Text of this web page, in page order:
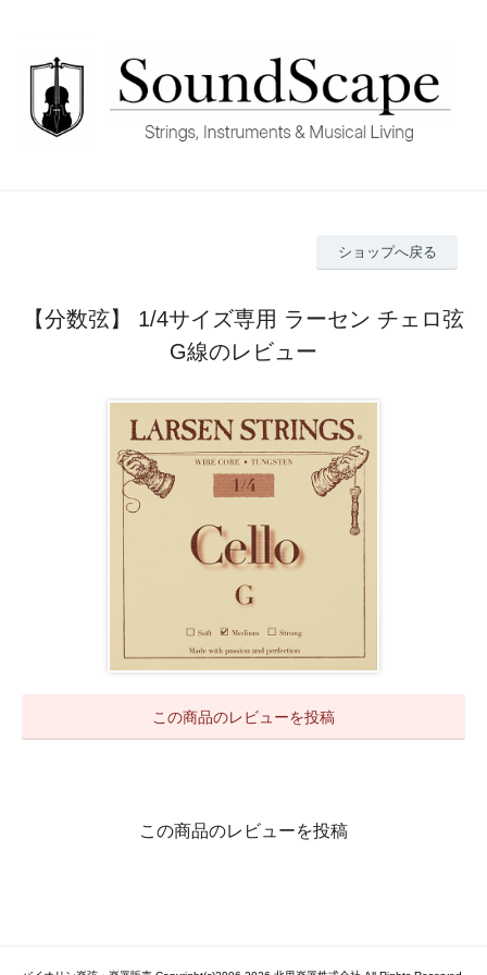
ショップへ戻る
【分数弦】 1/4サイズ専用 ラーセン チェロ弦
G線のレビュー
この商品のレビューを投稿
この商品のレビューを投稿